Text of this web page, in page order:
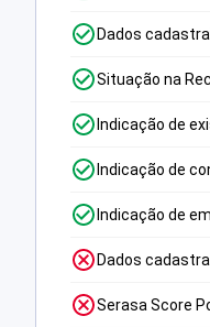
Dados
Situação na
Indicação de
Indicação de
Indicação de
Dados
Serasa Score